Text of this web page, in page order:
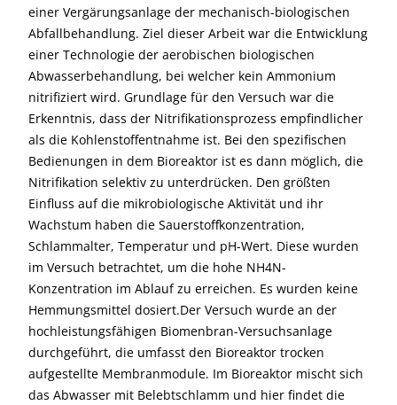
einer Vergärungsanlage der mechanisch-biologischen
Abfallbehandlung. Ziel dieser Arbeit war die Entwicklung
einer Technologie der aerobischen biologischen
Abwasserbehandlung, bei welcher kein Ammonium
nitrifiziert wird. Grundlage für den Versuch war die
Erkenntnis, dass der Nitrifikationsprozess empfindlicher
als die Kohlenstoffentnahme ist. Bei den spezifischen
Bedienungen in dem Bioreaktor ist es dann möglich, die
Nitrifikation selektiv zu unterdrücken. Den größten
Einfluss auf die mikrobiologische Aktivität und ihr
Wachstum haben die Sauerstoffkonzentration,
Schlammalter, Temperatur und pH-Wert. Diese wurden
im Versuch betrachtet, um die hohe NH4N-
Konzentration im Ablauf zu erreichen. Es wurden keine
Hemmungsmittel dosiert.Der Versuch wurde an der
hochleistungsfähigen Biomenbran-Versuchsanlage
durchgeführt, die umfasst den Bioreaktor trocken
aufgestellte Membranmodule. Im Bioreaktor mischt sich
das Abwasser mit Belebtschlamm und hier findet die